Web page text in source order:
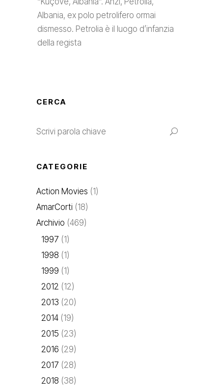
Albania, ex polo petrolifero ormai
dismesso. Petrolia è il luogo d’infanzia
della regista
CERCA
CATEGORIE
Action Movies (1)
AmarCorti (18)
Archivio (469)
1997 (1)
1998 (1)
1999 (1)
2012 (12)
2013 (20)
2014 (19)
2015 (23)
2016 (29)
2017 (28)
2018 (38)